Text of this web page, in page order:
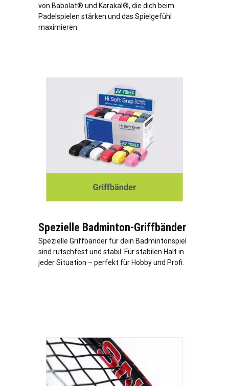
von Babolat® und Karakal®, die dich beim
Padelspielen stärken und das Spielgefühl
maximieren.
Spezielle Badminton-Griffbänder
Spezielle Griffbänder für dein Badmintonspiel
sind rutschfest und stabil. Für stabilen Halt in
jeder Situation – perfekt für Hobby und Profi.